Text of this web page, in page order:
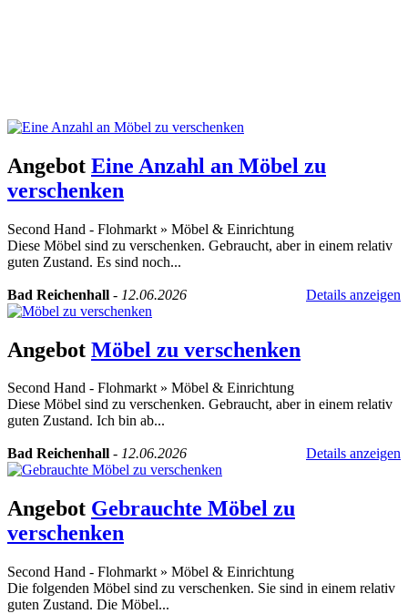
Angebot Eine Anzahl an Möbel zu
verschenken
Second Hand - Flohmarkt » Möbel & Einrichtung
Diese Möbel sind zu verschenken. Gebraucht, aber in einem relativ
guten Zustand. Es sind noch...
Bad Reichenhall - 12.06.2026 Details anzeigen
Angebot Möbel zu verschenken
Second Hand - Flohmarkt » Möbel & Einrichtung
Diese Möbel sind zu verschenken. Gebraucht, aber in einem relativ
guten Zustand. Ich bin ab...
Bad Reichenhall - 12.06.2026 Details anzeigen
Angebot Gebrauchte Möbel zu
verschenken
Second Hand - Flohmarkt » Möbel & Einrichtung
Die folgenden Möbel sind zu verschenken. Sie sind in einem relativ
guten Zustand. Die Möbel...